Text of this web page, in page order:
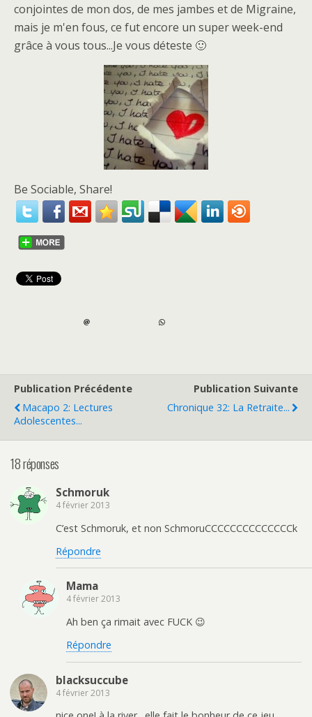
conjointes de mon dos, de mes jambes et de Migraine,
mais je m'en fous, ce fut encore un super week-end
grâce à vous tous...Je vous déteste 🙂
Be Sociable, Share!
Publication Précédente
Macapo 2: Lectures
Adolescentes...
Publication Suivante
Chronique 32: La Retraite...
18 réponses
Schmoruk
4 février 2013
C’est Schmoruk, et non SchmoruCCCCCCCCCCCCCCk
Répondre
Mama
4 février 2013
Ah ben ça rimait avec FUCK 😉
Répondre
blacksuccube
4 février 2013